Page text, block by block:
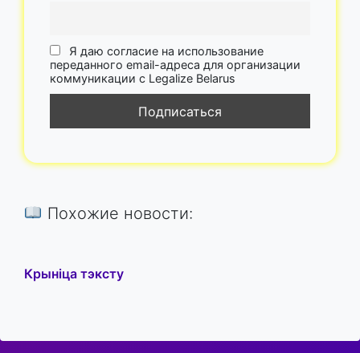
Я даю согласие на использование
переданного email-адреса для организации
коммуникации с Legalize Belarus
Похожие новости:
Крыніца тэксту